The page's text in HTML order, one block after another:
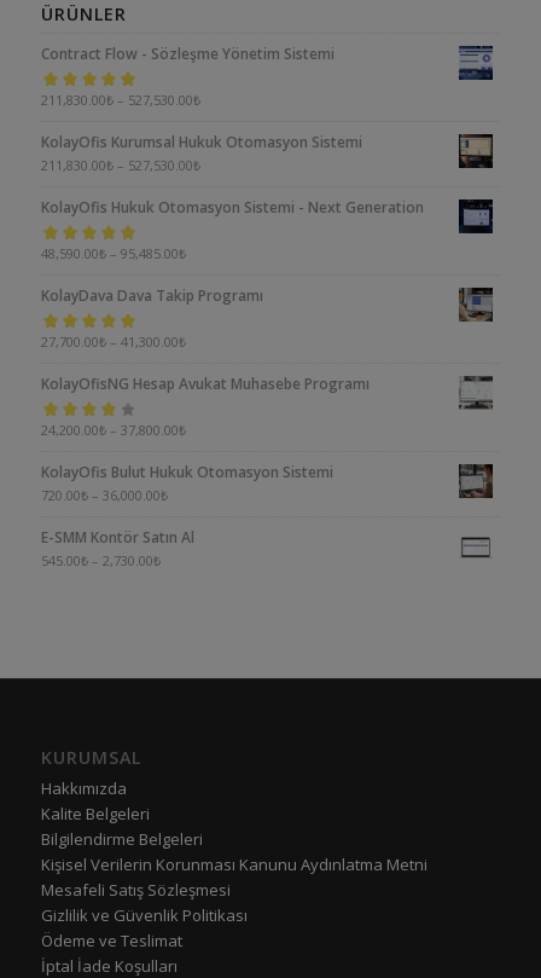
ÜRÜNLER
Contract Flow - Sözleşme Yönetim Sistemi
5 üzerinden
211,830.00₺ – 527,530.00₺
KolayOfis Kurumsal Hukuk Otomasyon Sistemi
211,830.00₺ – 527,530.00₺
KolayOfis Hukuk Otomasyon Sistemi - Next Generation
5 üzerinden
48,590.00₺ – 95,485.00₺
KolayDava Dava Takip Programı
5 üzerinden
27,700.00₺ – 41,300.00₺
KolayOfisNG Hesap Avukat Muhasebe Programı
5
4.00oy aldı
24,200.00₺ – 37,800.00₺
KolayOfis Bulut Hukuk Otomasyon Sistemi
720.00₺ – 36,000.00₺
E-SMM Kontör Satın Al
545.00₺ – 2,730.00₺
KURUMSAL
Hakkımızda
Kalite Belgeleri
Bilgilendirme Belgeleri
Kişisel Verilerin Korunması Kanunu Aydınlatma Metni
Mesafeli Satış Sözleşmesi
Gizlilik ve Güvenlik Politikası
Ödeme ve Teslimat
İptal İade Koşulları